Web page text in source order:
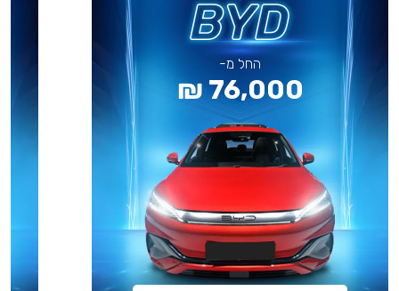
החל מ-
76,000 ₪